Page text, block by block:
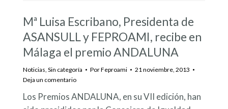
Mª Luisa Escribano, Presidenta de
ASANSULL y FEPROAMI, recibe en
Málaga el premio ANDALUNA
Noticias Sin categoría PorFeproami
21 noviembre, 2013
Deja un comentario
Los Premios ANDALUNA, en su VII edición, han